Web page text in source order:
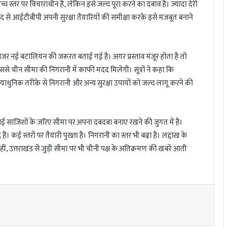
पर विचाराधीन है, लेकिन इसे जल्द पूरा करने का दबाव है। ज्यादा देरी
से आईटीबीपी अपनी सुरक्षा तैयारियों की समीक्षा करके इसे मजबूत बनाने
नई बटालियन की जरूरत बताई गई है। अगर प्रस्ताव मंजूर होता है तो
चीन सीमा की निगरानी में काफी मदद मिलेगी। सूत्रों ने कहा कि
तरीके से निगरानी और अन्य सुरक्षा उपायों को जल्द लागू करने की
के जरिए सीमा पर अपना दबदबा बनाए रखने की जुगत में है।
स्तरों पर तैयारी पुख्ता है। निगरानी का स्तर भी बढ़ा है। लद्दाख के
उत्तराखंड से जुड़ी सीमा पर भी चीनी पक्ष के अतिक्रमण की खबरें आती